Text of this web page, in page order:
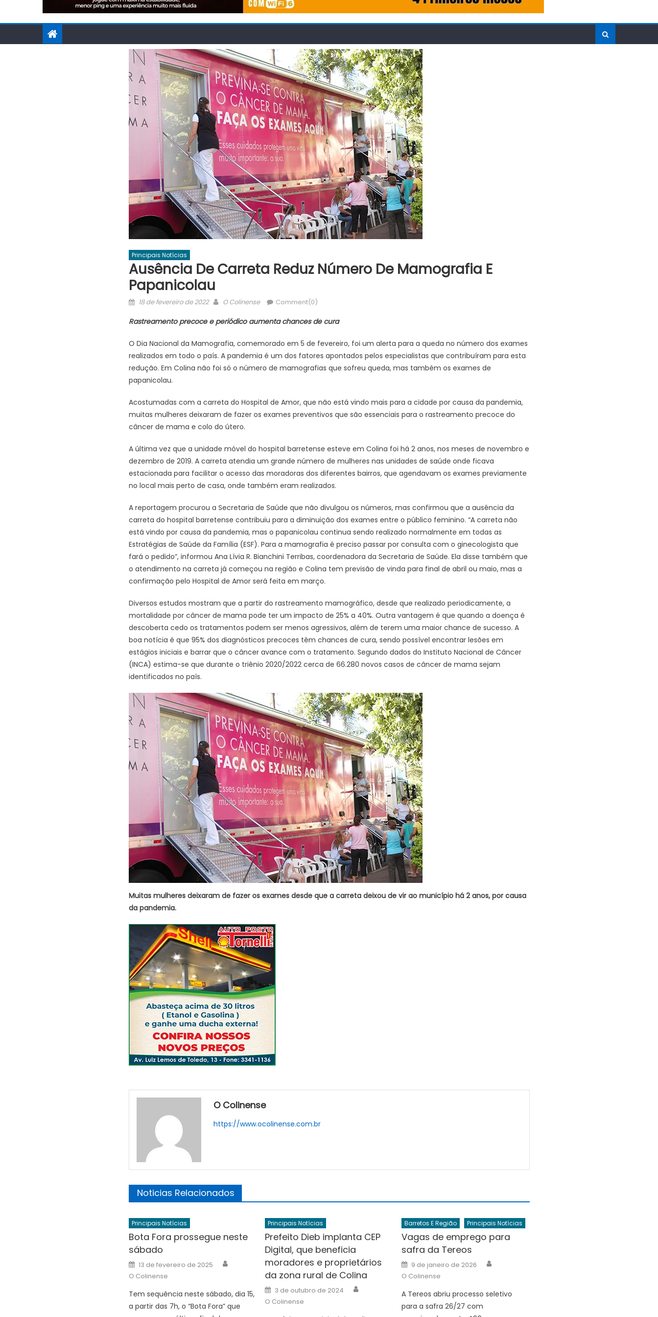
Principais Notícias
Ausência De Carreta Reduz Número De Mamografia E
Papanicolau
Posted
18 de fevereiro de 2022 Author
O Colinense Comment(0)
Rastreamento precoce e periódico aumenta chances de cura
O Dia Nacional da Mamografia, comemorado em 5 de fevereiro, foi um alerta para a queda no número dos exames
realizados em todo o país. A pandemia é um dos fatores apontados pelos especialistas que contribuíram para esta
redução. Em Colina não foi só o número de mamografias que sofreu queda, mas também os exames de
papanicolau.
Acostumadas com a carreta do Hospital de Amor, que não está vindo mais para a cidade por causa da pandemia,
muitas mulheres deixaram de fazer os exames preventivos que são essenciais para o rastreamento precoce do
câncer de mama e colo do útero.
A última vez que a unidade móvel do hospital barretense esteve em Colina foi há 2 anos, nos meses de novembro e
dezembro de 2019. A carreta atendia um grande número de mulheres nas unidades de saúde onde ficava
estacionada para facilitar o acesso das moradoras dos diferentes bairros, que agendavam os exames previamente
no local mais perto de casa, onde também eram realizados.
A reportagem procurou a Secretaria de Saúde que não divulgou os números, mas confirmou que a ausência da
carreta do hospital barretense contribuiu para a diminuição dos exames entre o público feminino. “A carreta não
está vindo por causa da pandemia, mas o papanicolau continua sendo realizado normalmente em todas as
Estratégias de Saúde da Família (ESF). Para a mamografia é preciso passar por consulta com o ginecologista que
fará o pedido”, informou Ana Lívia R. Bianchini Terribas, coordenadora da Secretaria de Saúde. Ela disse também que
o atendimento na carreta já começou na região e Colina tem previsão de vinda para final de abril ou maio, mas a
confirmação pelo Hospital de Amor será feita em março.
Diversos estudos mostram que a partir do rastreamento mamográfico, desde que realizado periodicamente, a
mortalidade por câncer de mama pode ter um impacto de 25% a 40%. Outra vantagem é que quando a doença é
descoberta cedo os tratamentos podem ser menos agressivos, além de terem uma maior chance de sucesso. A
boa notícia é que 95% dos diagnósticos precoces têm chances de cura, sendo possível encontrar lesões em
estágios iniciais e barrar que o câncer avance com o tratamento. Segundo dados do Instituto Nacional de Câncer
(INCA) estima-se que durante o triênio 2020/2022 cerca de 66.280 novos casos de câncer de mama sejam
identificados no país.
Muitas mulheres deixaram de fazer os exames desde que a carreta deixou de vir ao município há 2 anos, por causa
da pandemia.
O Colinense
https://www.ocolinense.com.br
Noticias Relacionados
Principais Notícias
Bota Fora prossegue neste
sábado
Posted
on
13 de fevereiro de 2025
O Colinense
Tem sequência neste sábado, dia 15,
a partir das 7h, o “Bota Fora” que
Principais Notícias
Prefeito Dieb implanta CEP
Digital, que beneficia
moradores e proprietários
da zona rural de Colina
Posted
on
3 de outubro de 2024
O Colinense
Barretos E Região Principais Notícias
Vagas de emprego para
safra da Tereos
Posted
on
9 de janeiro de 2026
O Colinense
A Tereos abriu processo seletivo
para a safra 26/27 com